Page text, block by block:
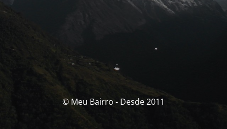
© Meu Bairro - Desde 2011